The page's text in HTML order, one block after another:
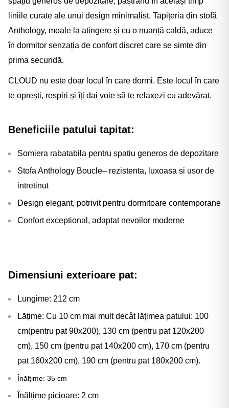
liniile curate ale unui design minimalist. Tapițeria din stofă
Anthology, moale la atingere și cu o nuanță caldă, aduce
în dormitor senzația de confort discret care se simte din
prima secundă.
CLOUD nu este doar locul în care dormi. Este locul în care
te oprești, respiri și îți dai voie să te relaxezi cu adevărat.
Beneficiile patului tapitat:
Somiera rabatabila pentru spatiu generos de depozitare
Stofa Anthology Boucle– rezistenta, luxoasa si usor de
intretinut
Design elegant, potrivit pentru dormitoare contemporane
Confort exceptional, adaptat nevoilor moderne
Dimensiuni exterioare pat:
Lungime: 212 cm
Lățime: Cu 10 cm mai mult decât lățimea patului: 100
cm(pentru pat 90x200), 130 cm (pentru pat 120x200
cm), 150 cm (pentru pat 140x200 cm), 170 cm (pentru
pat 160x200 cm), 190 cm (pentru pat 180x200 cm).
Înălțime: 35 cm
Înălțime picioare: 2 cm